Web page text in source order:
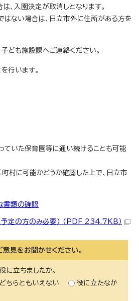
、入園決定が取消しとなります。
はない場合は、日立市外に住所がある方を
ども施設課へご連絡ください。
行います。
いた保育園等に通い続けることも可能
村に可能かどうか確認した上で、日立市
書類の確認
定の方のみ必要） （PDF 234.7KB）
意見をお聞かせください。
に立ちましたか。
どちらともいえない
役に立たなか